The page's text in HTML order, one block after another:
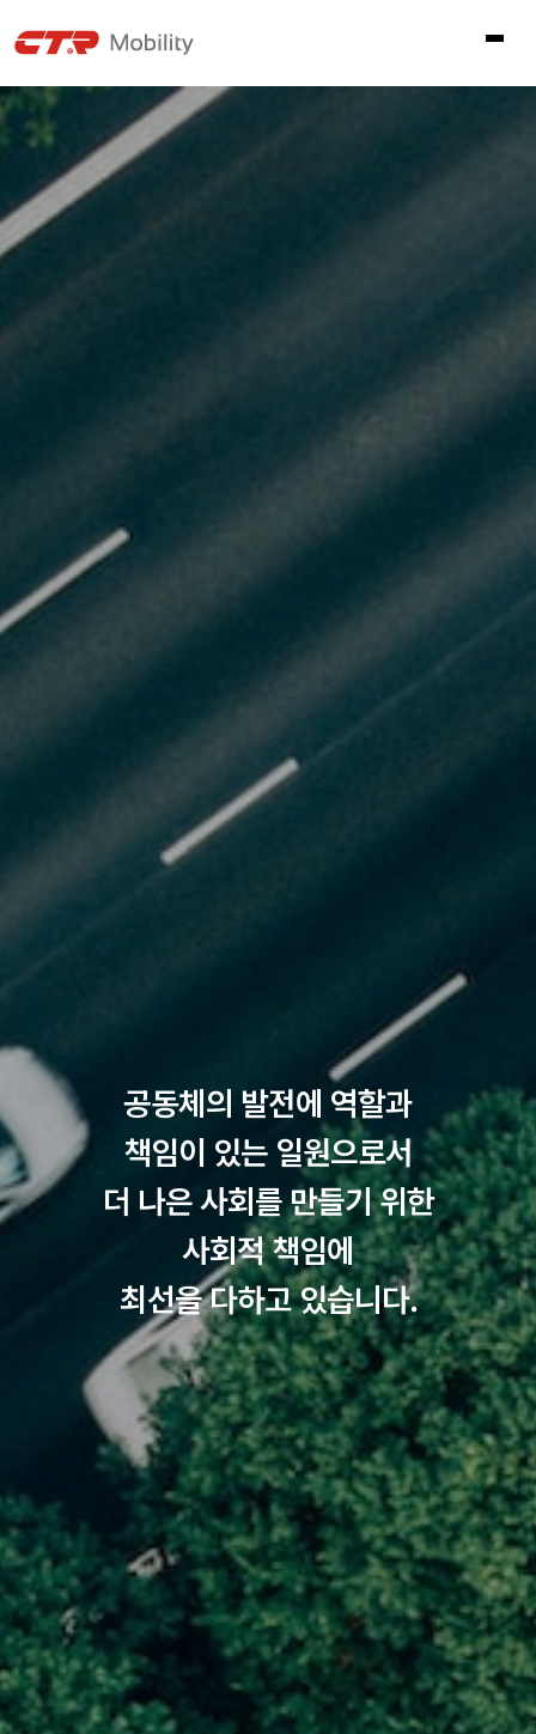
공동체의 발전에 역할과
책임이 있는 일원으로서
더 나은 사회를 만들기 위한
사회적 책임에
최선을 다하고 있습니다.